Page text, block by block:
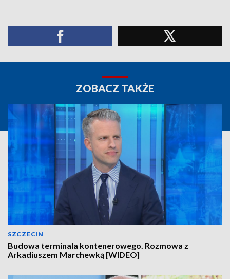
ZOBACZ TAKŻE
SZCZECIN
Budowa terminala kontenerowego. Rozmowa z
Arkadiuszem Marchewką [WIDEO]